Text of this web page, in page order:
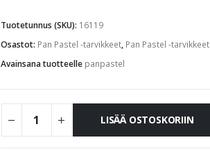
Tuotetunnus (SKU): 16119
Osastot: Pan Pastel -tarvikkeet, Pan Pastel -tarvikkeet
Avainsana tuotteelle panpastel
LISÄÄ OSTOSKORIIN